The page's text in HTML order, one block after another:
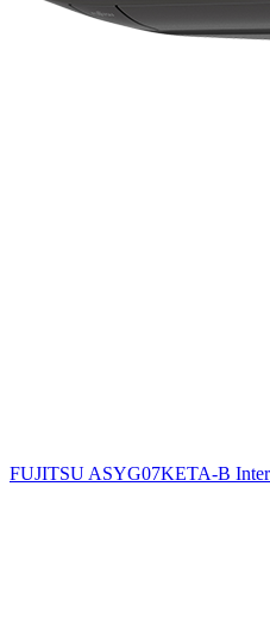
FUJITSU ASYG07KETA-B